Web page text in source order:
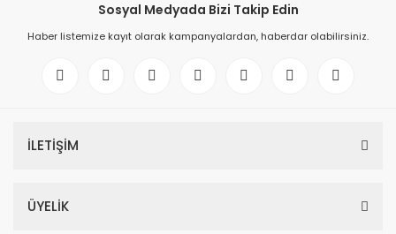
Sosyal Medyada Bizi Takip Edin
Haber listemize kayıt olarak kampanyalardan, haberdar olabilirsiniz.
İLETİŞİM
ÜYELİK